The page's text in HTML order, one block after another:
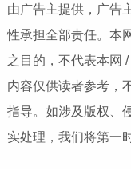
由广告主提供，广告
性承担全部责任。本
之目的，不代表本网
内容仅供读者参考，
指导。如涉及版权、
实处理，我们将第一